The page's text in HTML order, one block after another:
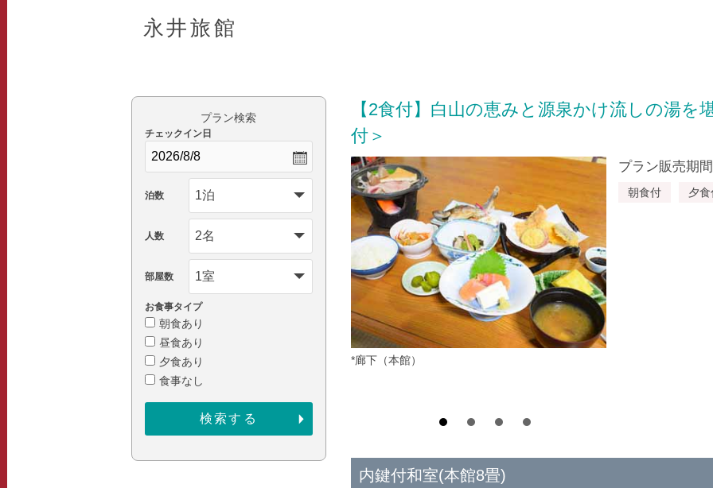
永井旅館
【2食付】白山の恵みと源泉かけ流しの湯を
付＞
*廊下（本館）
プラン販売期
朝食付 夕
内鍵付和室(本館8畳)
プラン検索
チェックイン日
泊数
人数
部屋数
お食事タイプ
朝食あり
昼食あり
夕食あり
食事なし